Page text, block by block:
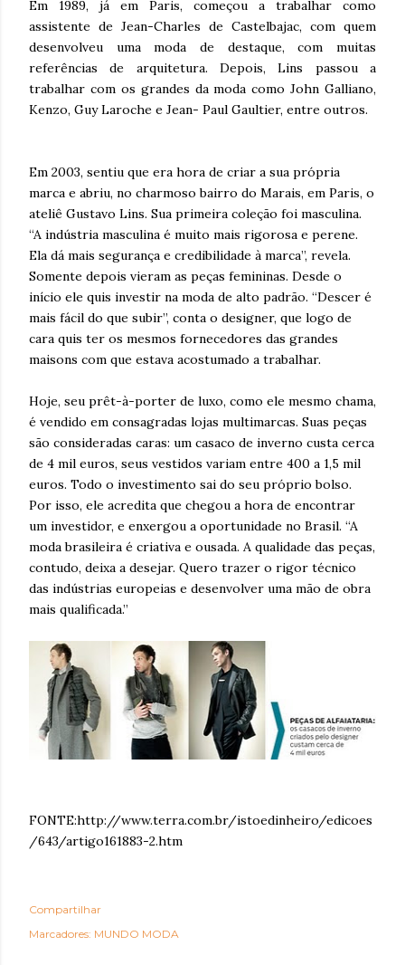
Em 1989, já em Paris, começou a trabalhar como
assistente de Jean-Charles de Castelbajac, com quem
desenvolveu uma moda de destaque, com muitas
referências de arquitetura. Depois, Lins passou a
trabalhar com os grandes da moda como John Galliano,
Kenzo, Guy Laroche e Jean- Paul Gaultier, entre outros.
Em 2003, sentiu que era hora de criar a sua própria
marca e abriu, no charmoso bairro do Marais, em Paris, o
ateliê Gustavo Lins. Sua primeira coleção foi masculina.
“A indústria masculina é muito mais rigorosa e perene.
Ela dá mais segurança e credibilidade à marca”, revela.
Somente depois vieram as peças femininas. Desde o
início ele quis investir na moda de alto padrão. “Descer é
mais fácil do que subir”, conta o designer, que logo de
cara quis ter os mesmos fornecedores das grandes
maisons com que estava acostumado a trabalhar.
Hoje, seu prêt-à-porter de luxo, como ele mesmo chama,
é vendido em consagradas lojas multimarcas. Suas peças
são consideradas caras: um casaco de inverno custa cerca
de 4 mil euros, seus vestidos variam entre 400 a 1,5 mil
euros. Todo o investimento sai do seu próprio bolso.
Por isso, ele acredita que chegou a hora de encontrar
um investidor, e enxergou a oportunidade no Brasil. “A
moda brasileira é criativa e ousada. A qualidade das peças,
contudo, deixa a desejar. Quero trazer o rigor técnico
das indústrias europeias e desenvolver uma mão de obra
mais qualificada.”
FONTE:http://www.terra.com.br/istoedinheiro/edicoes
/643/artigo161883-2.htm
Compartilhar
Marcadores: MUNDO MODA